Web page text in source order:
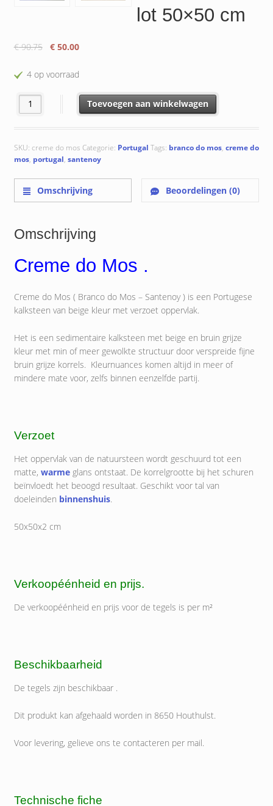
lot 50×50 cm
€90.75
Oorspronkelijke
was:
€ 50.00Huidige
4 op voorraad
Creme do Mos verzoet lot 50x50 cm aantal
Toevoegen aan winkelwagen
SKU: creme do mos Categorie: Portugal Tags: branco do mos, creme do
mos, portugal, santenoy
Omschrijving Beoordelingen (0)
Omschrijving
Creme do Mos .
Creme do Mos ( Branco do Mos – Santenoy ) is een Portugese
kalksteen van beige kleur met verzoet oppervlak.
Het is een sedimentaire kalksteen met beige en bruin grijze
kleur met min of meer gewolkte structuur door verspreide fijne
bruin grijze korrels. Kleurnuances komen altijd in meer of
mindere mate voor, zelfs binnen eenzelfde partij.
Verzoet
Het oppervlak van de natuursteen wordt geschuurd tot een
matte, warmeglans ontstaat. De korrelgrootte bij het schuren
beïnvloedt het beoogd resultaat. Geschikt voor tal van
doeleinden binnenshuis.
50x50x2 cm
Verkoopéénheid en prijs.
De verkoopéénheid en prijs voor de tegels is per m²
Beschikbaarheid
De tegels zijn beschikbaar .
Dit produkt kan afgehaald worden in 8650 Houthulst.
Voor levering, gelieve ons te contacteren per mail.
Technische fiche